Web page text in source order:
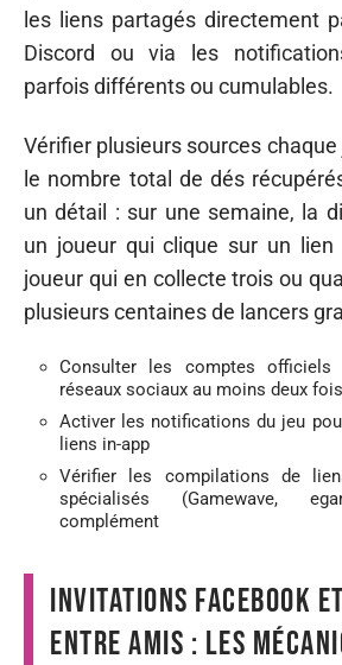
les liens partagés directement
Discord ou via les
parfois différents ou cumulables.
Vérifier plusieurs sources
le nombre total de dés
un détail : sur une semaine, la
un joueur qui clique sur un
joueur qui en collecte trois ou
plusieurs centaines de lancers
Consulter les comptes officiels
réseaux sociaux au moins deux
Activer les notifications du jeu
liens in-app
Vérifier les compilations de
spécialisés (Gamewave,
complément
Invitations Facebook
entre amis : les